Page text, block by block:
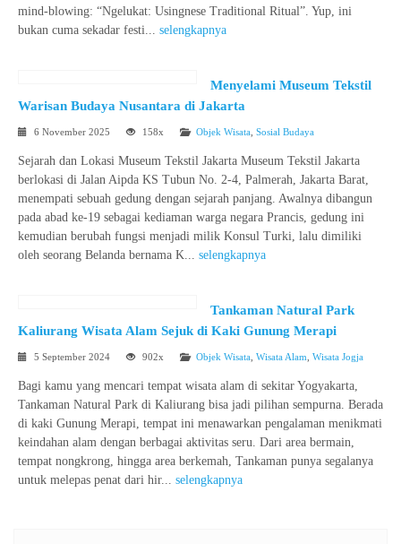
mind-blowing: “Ngelukat: Usingnese Traditional Ritual”. Yup, ini
bukan cuma sekadar festi... selengkapnya
Menyelami Museum Tekstil
Warisan Budaya Nusantara di Jakarta
6 November 2025 158x Objek Wisata Sosial Budaya
Sejarah dan Lokasi Museum Tekstil Jakarta Museum Tekstil Jakarta
berlokasi di Jalan Aipda KS Tubun No. 2-4, Palmerah, Jakarta Barat,
menempati sebuah gedung dengan sejarah panjang. Awalnya dibangun
pada abad ke-19 sebagai kediaman warga negara Prancis, gedung ini
kemudian berubah fungsi menjadi milik Konsul Turki, lalu dimiliki
oleh seorang Belanda bernama K... selengkapnya
Tankaman Natural Park
Kaliurang Wisata Alam Sejuk di Kaki Gunung Merapi
5 September 2024 902x Objek Wisata Wisata Alam Wisata Jogja
Bagi kamu yang mencari tempat wisata alam di sekitar Yogyakarta,
Tankaman Natural Park di Kaliurang bisa jadi pilihan sempurna. Berada
di kaki Gunung Merapi, tempat ini menawarkan pengalaman menikmati
keindahan alam dengan berbagai aktivitas seru. Dari area bermain,
tempat nongkrong, hingga area berkemah, Tankaman punya segalanya
untuk melepas penat dari hir... selengkapnya